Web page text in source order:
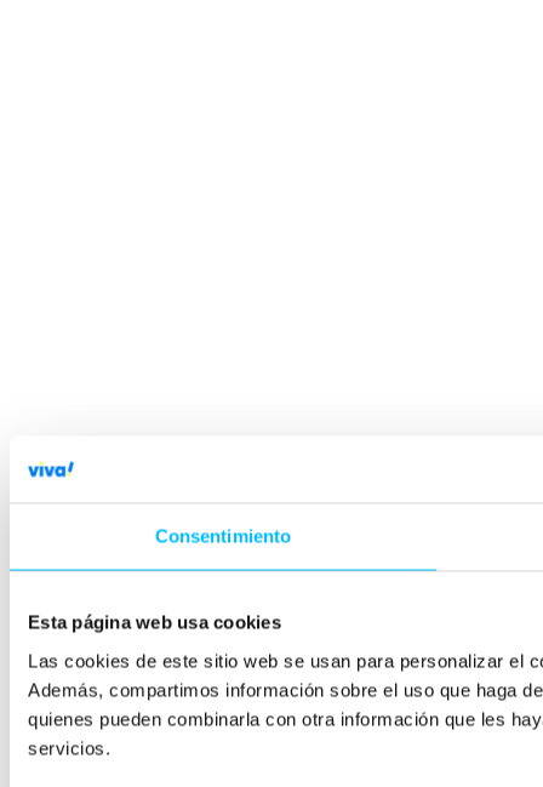
Consentimiento
Esta página web usa cookies
Las cookies de este sitio web se usan para personalizar el
Además, compartimos información sobre el uso que haga
quienes pueden combinarla con otra información que les
servicios.